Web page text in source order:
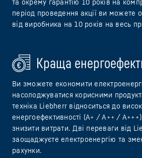
та окрему гарантію 10 років на
період проведення акції ви можете
від виробника на 10 років на весь
Краща
Ви зможете економити
насолоджуватися корисними
техніка Liebherr відноситься до
енергоефективності (А+ / А++ /
знизити витрати. Дві переваги від
заощаджуєте електроенергію та
рахунки.